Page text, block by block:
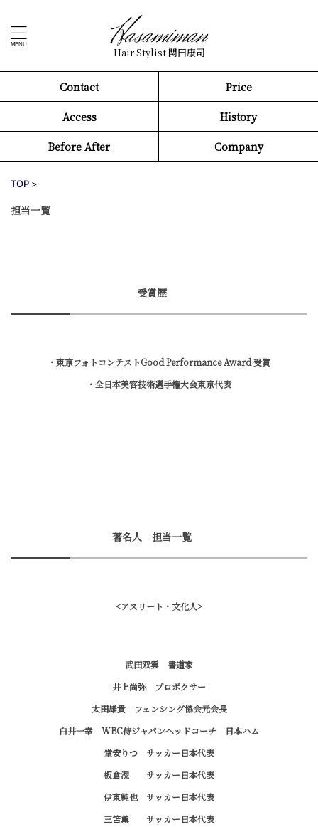
Hair Stylist 関田康司
Contact
Price
Access
History
Before After
Company
TOP >
担当一覧
受賞歴
・東京フォトコンテストGood Performance Award 受賞
・全日本美容技術選手権大会東京代表
著名人 担当一覧
<アスリート・文化人>
武田双雲 書道家
井上尚弥 プロボクサー
太田雄貴 フェンシング協会元会長
白井一幸 WBC侍ジャパンヘッドコーチ 日本ハム
堂安りつ サッカー日本代表
板倉滉 サッカー日本代表
伊東純也 サッカー日本代表
三笘薫 サッカー日本代表